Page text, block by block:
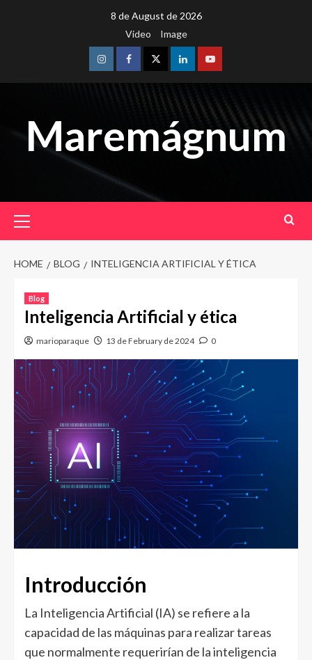
8 de August de 2026
Video
Image
InstagramFacebookTwitterLinkedinYoutube
Maremágnum
Menu
HOME BLOG INTELIGENCIA ARTIFICIAL Y ÉTICA
Blog
Inteligencia Artificial y ética
marioparaque 13 de February de 2024 0
Introducción
La Inteligencia Artificial (IA) se refiere a la
capacidad de las máquinas para realizar tareas
que normalmente requerirían de la inteligencia